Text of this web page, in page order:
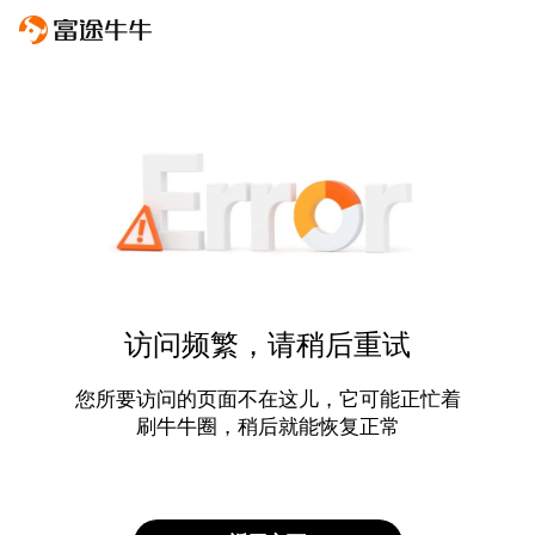
访问频繁，请稍后重试
您所要访问的页面不在这儿，它可能正忙着
刷牛牛圈，稍后就能恢复正常